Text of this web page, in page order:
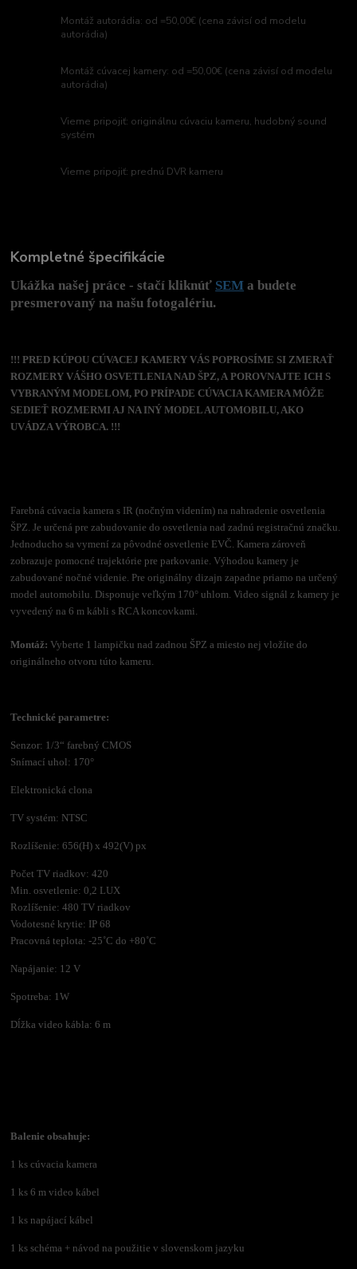
Montáž autorádia: od =50,00€ (cena závisí od modelu
autorádia)
Montáž cúvacej kamery: od =50,00€ (cena závisí od modelu
autorádia)
Vieme pripojiť: originálnu cúvaciu kameru, hudobný sound
systém
Vieme pripojiť: prednú DVR kameru
Kompletné špecifikácie
Ukážka našej práce - stačí kliknúť SEM a budete
presmerovaný na našu fotogalériu.
!!! PRED KÚPOU CÚVACEJ KAMERY VÁS POPROSÍME SI ZMERAŤ
ROZMERY VÁŠHO OSVETLENIA NAD ŠPZ, A POROVNAJTE ICH S
VYBRANÝM MODELOM, PO PRÍPADE CÚVACIA KAMERA MÔŽE
SEDIEŤ ROZMERMI AJ NA INÝ MODEL AUTOMOBILU, AKO
UVÁDZA VÝROBCA. !!!
Farebná cúvacia kamera s IR (nočným videním) na nahradenie osvetlenia
ŠPZ. Je určená pre zabudovanie do osvetlenia nad zadnú registračnú značku.
Jednoducho sa vymení za pôvodné osvetlenie EVČ. Kamera zároveň
zobrazuje pomocné trajektórie pre parkovanie. Výhodou kamery je
zabudované nočné videnie. Pre originálny dizajn zapadne priamo na určený
model automobilu. Disponuje veľkým 170° uhlom. Video signál z kamery je
vyvedený na 6 m kábli s RCA koncovkami.
Montáž: Vyberte 1 lampičku nad zadnou ŠPZ a miesto nej vložíte do
originálneho otvoru túto kameru.
Technické parametre:
Senzor: 1/3“ farebný CMOS
Snímací uhol: 170°
Elektronická clona
TV systém: NTSC
Rozlíšenie: 656(H) x 492(V) px
Počet TV riadkov: 420
Min. osvetlenie: 0,2 LUX
Rozlíšenie: 480 TV riadkov
Vodotesné krytie: IP 68
Pracovná teplota: -25˚C do +80˚C
Napájanie: 12 V
Spotreba: 1W
Dĺžka video kábla: 6 m
Balenie obsahuje:
1 ks cúvacia kamera
1 ks 6 m video kábel
1 ks napájací kábel
1 ks schéma + návod na použitie v slovenskom jazyku